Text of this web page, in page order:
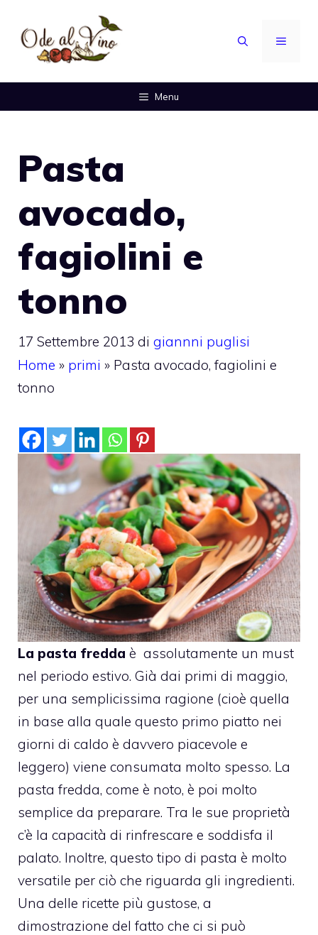
contenuto
MENU
Menu
Pasta
avocado,
fagiolini e
tonno
17 Settembre 2013 di giannni puglisi
Home » primi » Pasta avocado, fagiolini e
tonno
La pasta fredda è assolutamente un must
nel periodo estivo. Già dai primi di maggio,
per una semplicissima ragione (cioè quella
in base alla quale questo primo piatto nei
giorni di caldo è davvero piacevole e
leggero) viene consumata molto spesso. La
pasta fredda, come è noto, è poi molto
semplice da preparare. Tra le sue proprietà
c’è la capacità di rinfrescare e soddisfa il
palato. Inoltre, questo tipo di pasta è molto
versatile per ciò che riguarda gli ingredienti.
Una delle ricette più gustose, a
dimostrazione del fatto che ci si può